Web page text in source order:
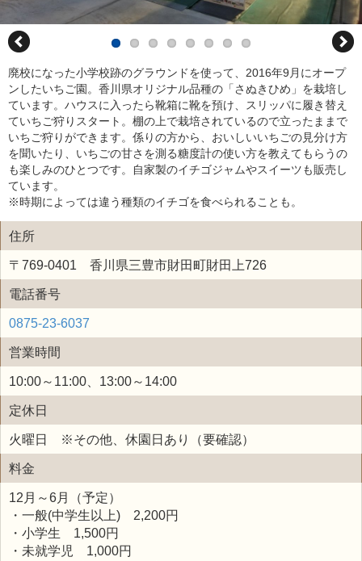
廃校になった小学校跡のグラウンドを使って、2016年9月にオープ
ンしたいちご園。香川県オリジナル品種の「さぬきひめ」を栽培し
ています。ハウスに入ったら靴箱に靴を預け、スリッパに履き替え
ていちご狩りスタート。棚の上で栽培されているので立ったままで
いちご狩りができます。係りの方から、おいしいいちごの見分け方
を聞いたり、いちごの甘さを測る糖度計の使い方を教えてもらうの
も楽しみのひとつです。自家製のイチゴジャムやスイーツも販売し
ています。
※時期によっては違う種類のイチゴを食べられることも。
住所
〒769-0401 香川県三豊市財田町財田上726
電話番号
0875-23-6037
営業時間
10:00～11:00、13:00～14:00
定休日
火曜日 ※その他、休園日あり（要確認）
料金
12月～6月（予定）
・一般(中学生以上) 2,200円
・小学生 1,500円
・未就学児 1,000円